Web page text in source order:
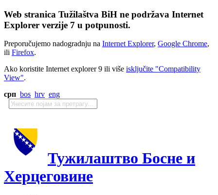
Web stranica Tužilaštva BiH ne podržava Internet
Explorer verzije 7 u potpunosti.
Preporučujemo nadogradnju na Internet Explorer, Google Chrome,
ili Firefox.
Ako koristite Internet explorer 9 ili više isključite "Compatibility
View".
срп bos hrv eng
Тужилаштво Босне и
Херцеговине